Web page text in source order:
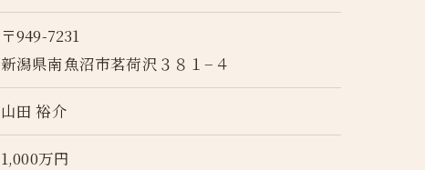
〒949-7231
新潟県南魚沼市茗荷沢３８１−４
山田 裕介
1,000万円